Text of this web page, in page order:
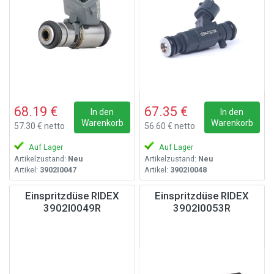
68.19 €
57.30 € netto
In den
Warenkorb
Auf Lager
Artikelzustand: Neu
Artikel: 3902I0047
67.35 €
56.60 € netto
In den
Warenkorb
Auf Lager
Artikelzustand: Neu
Artikel: 3902I0048
Einspritzdüse RIDEX
3902I0049R
Einspritzdüse RIDEX
3902I0053R